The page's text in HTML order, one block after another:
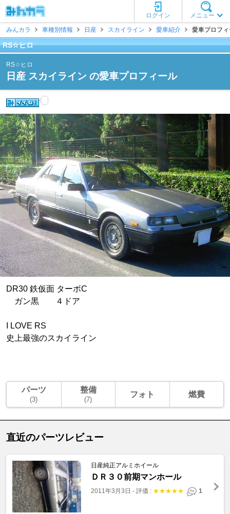
メニュー
ログイン
みんカラ
車種別情報 日産 スカイライン 愛車紹介 愛車プロフ
RS☆ヒロ
RS☆ヒロ
日産 スカイライン の愛車プロフィール
DR30 鉄仮面 ターボC
ガン黒 ４ドア
I LOVE RS
史上最強のスカイライン
パーツ
(3)
整備
(7)
フォト 燃費
直近のパーツレビュー
日産純正アルミホイール
ＤＲ３０前期マンホール
2011年3月3日 - 評価 : ★★★★★ 1